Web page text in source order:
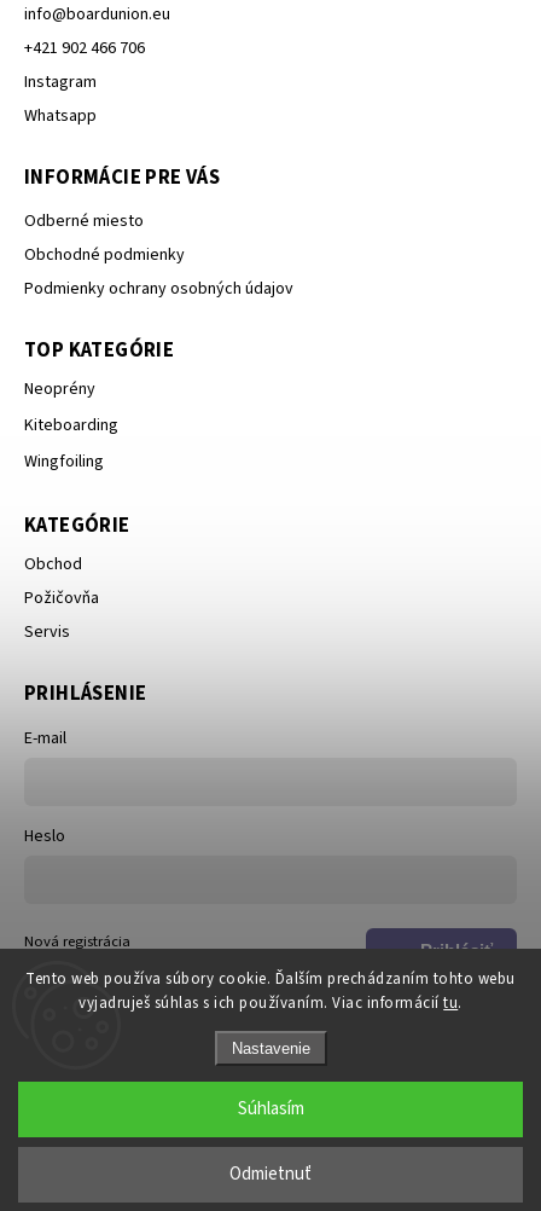
Tento web používa súbory cookie. Ďalším prechádzaním tohto webu
vyjadruješ súhlas s ich používaním. Viac informáciítu.
Nastavenie
Odmietnuť
Súhlasím
info@boardunion.eu
+421 902 466 706
Instagram
Whatsapp
INFORMÁCIE PRE VÁS
Odberné miesto
Obchodné podmienky
Podmienky ochrany osobných údajov
TOP KATEGÓRIE
Neoprény
Kiteboarding
Wingfoiling
KATEGÓRIE
Obchod
Požičovňa
Servis
PRIHLÁSENIE
E-mail
Heslo
Prihlásiť
sa
Nová registrácia
Zabudnuté heslo
Copyright 2026DOSKi. Všetky práva vyhradené.